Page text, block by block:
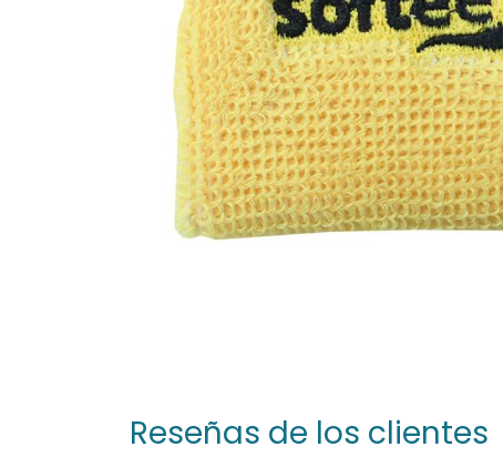
Reseñas de los clientes